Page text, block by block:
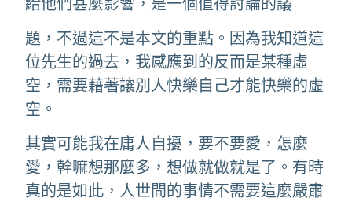
題，不過這不是本文的重點。因為我知道這
位先生的過去，我感應到的反而是某種虛
空，需要藉著讓別人快樂自己才能快樂的虛
空。
其實可能我在庸人自擾，要不要愛，怎麼
愛，幹嘛想那麼多，想做就做就是了。有時
真的是如此，人世間的事情不需要這麼嚴肅